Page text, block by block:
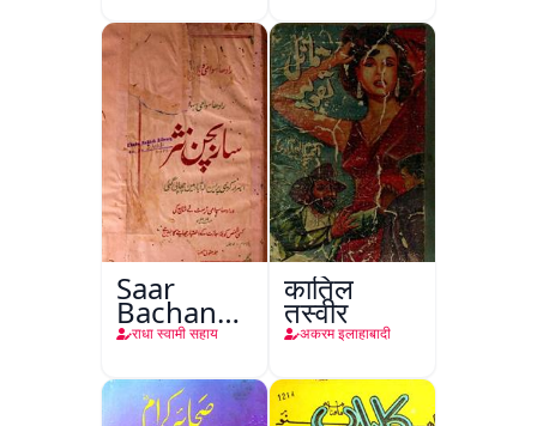
Saar
Bachan
Nasr
राधा स्वामी सहाय
कातिल
तस्वीर
अकरम इलाहाबादी